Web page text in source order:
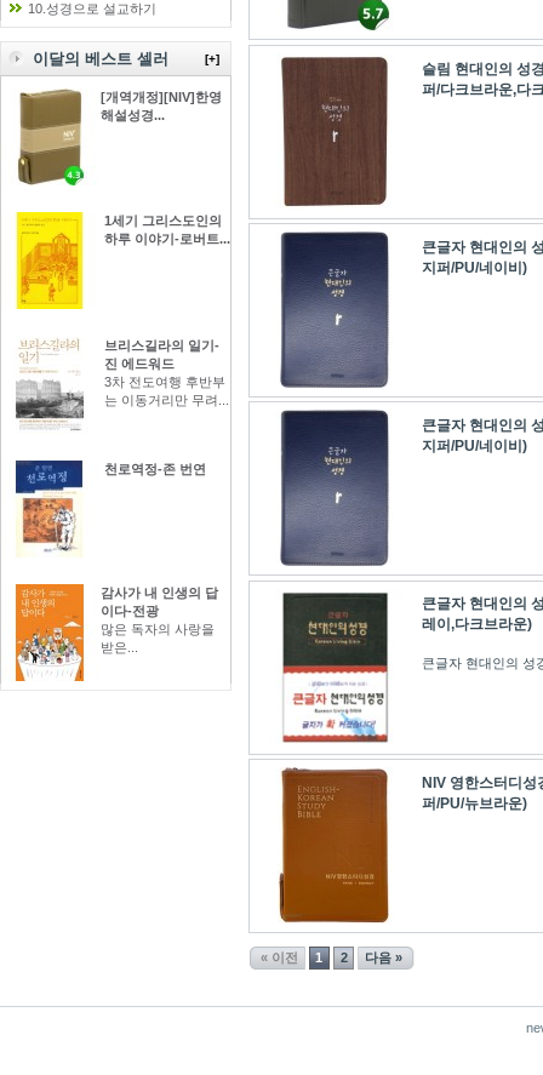
10.성경으로 설교하기
이달의 베스트 셀러 [+]
[개역개정][NIV]한영
해설성경...
1세기 그리스도인의
하루 이야기-로버트...
브리스길라의 일기-
진 에드워드
3차 전도여행 후반부
는 이동거리만 무려...
천로역정-존 번연
감사가 내 인생의 답
이다-전광
많은 독자의 사랑을
받은...
슬림 현대인의 성
퍼/다크브라운,다
큰글자 현대인의
지퍼/PU/네이비)
큰글자 현대인의
지퍼/PU/네이비)
큰글자 현대인의
레이,다크브라운)
큰글자 현대인의 성
NIV 영한스터디성
퍼/PU/뉴브라운)
« 이전 1 2 다음 »